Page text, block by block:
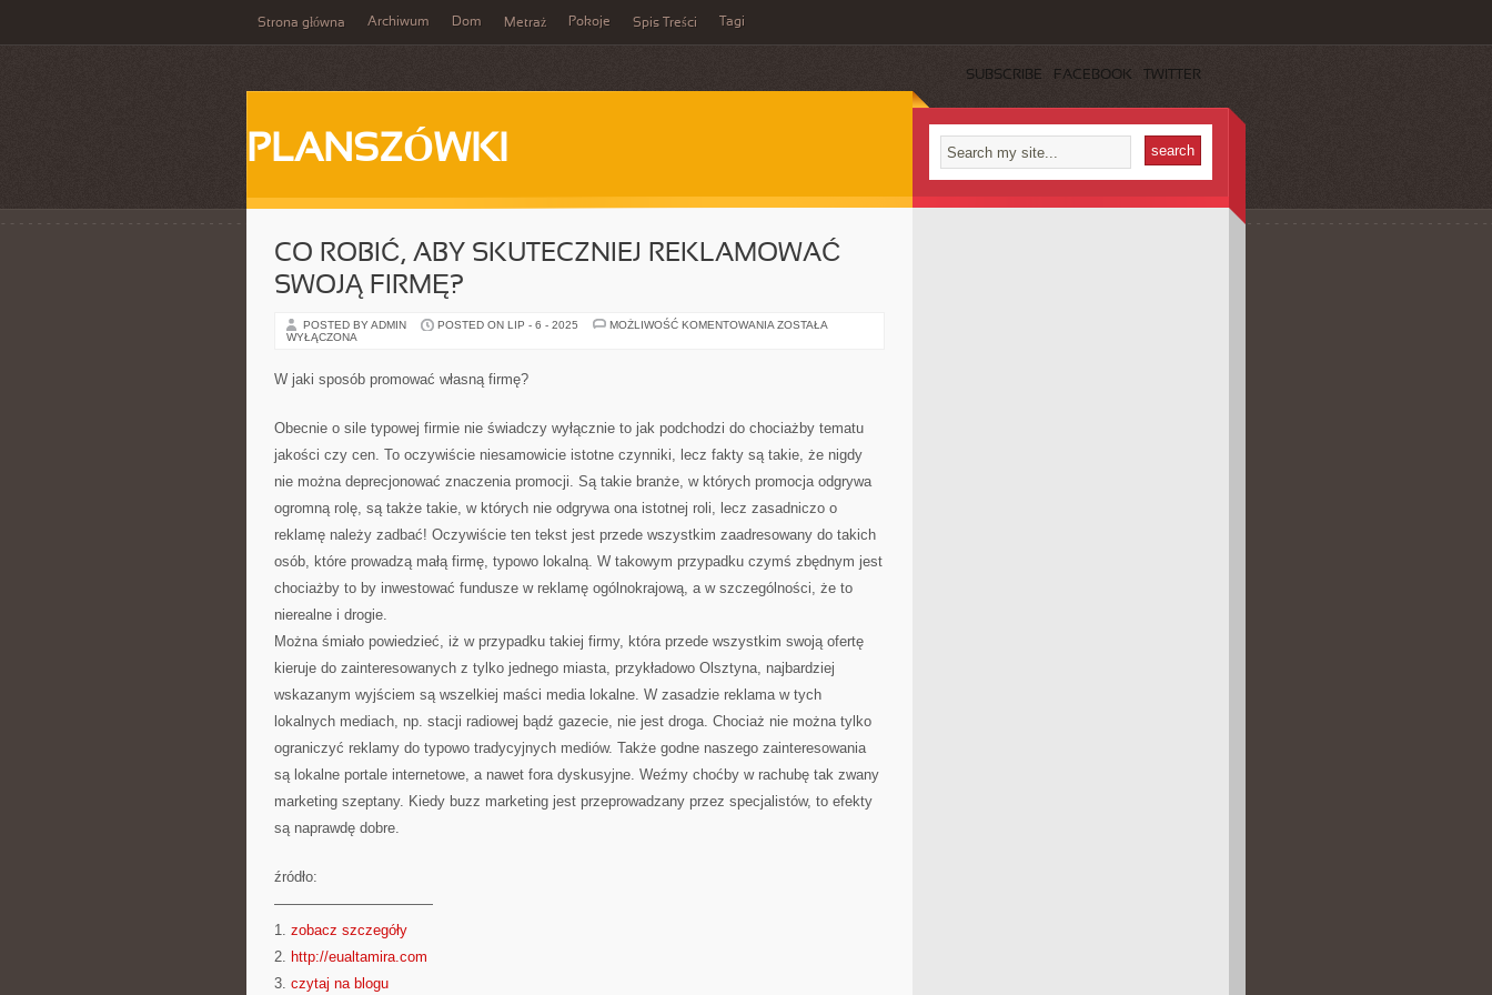
Strona główna Archiwum Dom Metraż Pokoje Spis Treści Tagi
SUBSCRIBE FACEBOOK TWITTER
PLANSZÓWKI
CO ROBIĆ, ABY SKUTECZNIEJ REKLAMOWAĆ
SWOJĄ FIRMĘ?
POSTED BY ADMIN POSTED ON LIP - 6 - 2025 MOŻLIWOŚĆ KOMENTOWANIA CO
ZOSTAŁA
WYŁĄCZONA
W jaki sposób promować własną firmę?
Obecnie o sile typowej firmie nie świadczy wyłącznie to jak podchodzi do chociażby tematu
jakości czy cen. To oczywiście niesamowicie istotne czynniki, lecz fakty są takie, że nigdy
nie można deprecjonować znaczenia promocji. Są takie branże, w których promocja odgrywa
ogromną rolę, są także takie, w których nie odgrywa ona istotnej roli, lecz zasadniczo o
reklamę należy zadbać! Oczywiście ten tekst jest przede wszystkim zaadresowany do takich
osób, które prowadzą małą firmę, typowo lokalną. W takowym przypadku czymś zbędnym jest
chociażby to by inwestować fundusze w reklamę ogólnokrajową, a w szczególności, że to
nierealne i drogie.
Można śmiało powiedzieć, iż w przypadku takiej firmy, która przede wszystkim swoją ofertę
kieruje do zainteresowanych z tylko jednego miasta, przykładowo Olsztyna, najbardziej
wskazanym wyjściem są wszelkiej maści media lokalne. W zasadzie reklama w tych
lokalnych mediach, np. stacji radiowej bądź gazecie, nie jest droga. Chociaż nie można tylko
ograniczyć reklamy do typowo tradycyjnych mediów. Także godne naszego zainteresowania
są lokalne portale internetowe, a nawet fora dyskusyjne. Weźmy choćby w rachubę tak zwany
marketing szeptany. Kiedy buzz marketing jest przeprowadzany przez specjalistów, to efekty
są naprawdę dobre.
źródło:
———————————
1. zobacz szczegóły
2. http://eualtamira.com
3. czytaj na blogu